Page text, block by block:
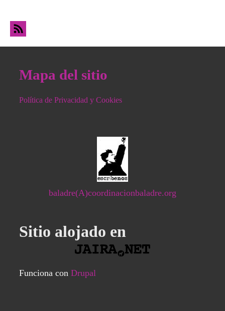
Mapa del sitio
Política de Privacidad y Cookies
baladre(A)coordinacionbaladre.org
Sitio alojado en
Funciona con Drupal